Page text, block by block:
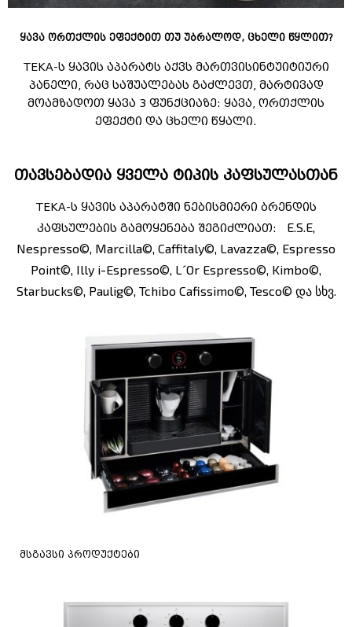
ყავა ორთქლის ეფექტით თუ უბრალოდ, ცხელი წყლით?
TEKA-ს ყავის აპარატს აქვს მართვისინტუიტიური
პანელი, რაც საშუალებას გაძლევთ, მარტივად
მოამზადოთ ყავა 3 ფუნქციაზე: ყავა, ორთქლის
ეფექტი და ცხელი წყალი.
თავსებადია ყველა ტიპის კაფსულასთან
TEKA-ს ყავის აპარატში ნებისმიერი ბრენდის
კაფსულების გამოყენება შეგიძლიათ:
E.S.E,
Nespresso©, Marcilla©, Caffitaly©, Lavazza©, Espresso
Point©, Illy i-Espresso©, L´Or Espresso©, Kimbo©,
Starbucks©, Paulig©, Tchibo Cafissimo©, Tesco© და სხვ.
მსგავსი პროდუქტები